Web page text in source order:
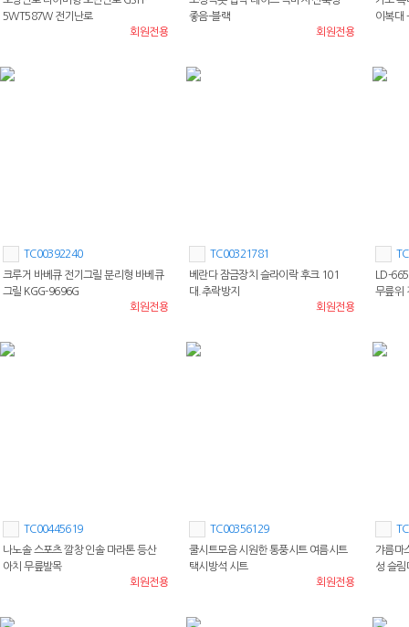
5WT587W 전기난로
회원전용
좋음-블랙
회원전용
이복대
TC00392240
크루거 바베큐 전기그릴 분리형 바베큐
그릴 KGG-9696G
회원전용
TC00321781
베란다 잠금장치 슬라이락 후크 101
대.추락방지
회원전용
LD-
무릎위
TC00445619
나노솔 스포츠 깔창 인솔 마라톤 등산
아치 무릎발목
회원전용
TC00356129
쿨시트모음 시원한 통풍시트 여름시트
택시방석 시트
회원전용
갸름마
성 슬림